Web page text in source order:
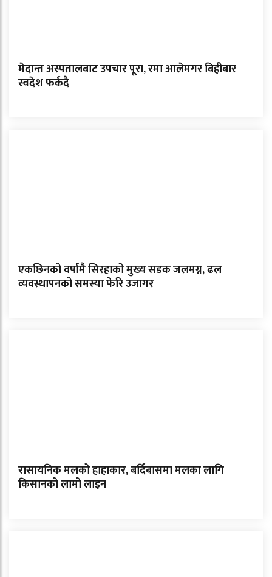
मेदान्त अस्पतालबाट उपचार पूरा, रमा आलेमगर बिहीबार
स्वदेश फर्कदै
एकछिनको वर्षामै सिरहाको मुख्य सडक जलमग्न, ढल
व्यवस्थापनको समस्या फेरि उजागर
रासायनिक मलको हाहाकार, बर्दिबासमा मलका लागि
किसानको लामो लाइन